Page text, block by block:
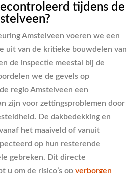
tijdens de
Amstelveen voeren we een
uit van de kritieke bouwdelen van
de inspectie meestal bij de
we de gevels op
regio Amstelveen een
zijn voor zettingsproblemen door
De dakbedekking en
het maaiveld of vanuit
op hun resterende
gebreken. Dit directe
u om de risico’s op verborgen